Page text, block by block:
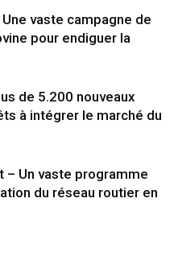
vaste campagne de
pour endiguer la
de 5.200 nouveaux
à intégrer le marché du
– Un vaste programme
du réseau routier en